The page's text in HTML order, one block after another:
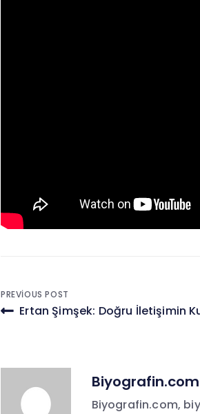
Yazı
PREVIOUS POST
Ertan Şimşek: Doğru İletişimin
Biyografin.com
Biyografin.com,